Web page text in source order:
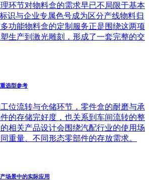
环节对物料盒的需求早已不局限于基本
识与企业专属色号成为区分产线物料归
功能物料盒的定制服务正是围绕这两项
生产到激光雕刻，形成了一套完整的交
选型参考
位流转与仓储环节，零件盒的耐磨与承
的存储完好度，也关系到车间流转的整
相关产品设计会围绕汽配行业的使用场
重量、不同形态零部件的存放需求。
场景中的实际应用